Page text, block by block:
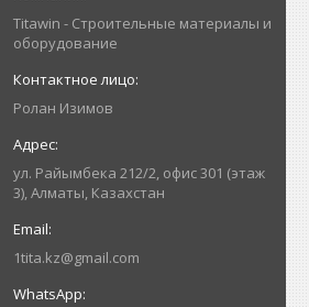
Titawin - Строительные материалы и
оборудование
Ролан Изимов
ул. Райымбека 212/2, офис 301 (этаж
3), Алматы, Казахстан
1tita.kz@gmail.com